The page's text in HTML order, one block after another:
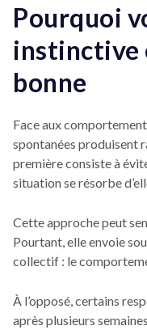
Pourquoi
instinctive
bonne
Face aux
spontanées produisent
première consiste à
situation se résorbe
Cette approche peut
Pourtant, elle envoie
collectif : le
À l’opposé, certains
après plusieurs